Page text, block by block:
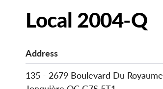
Local 2004-Q
Address
135 - 2679 Boulevard Du Royaume